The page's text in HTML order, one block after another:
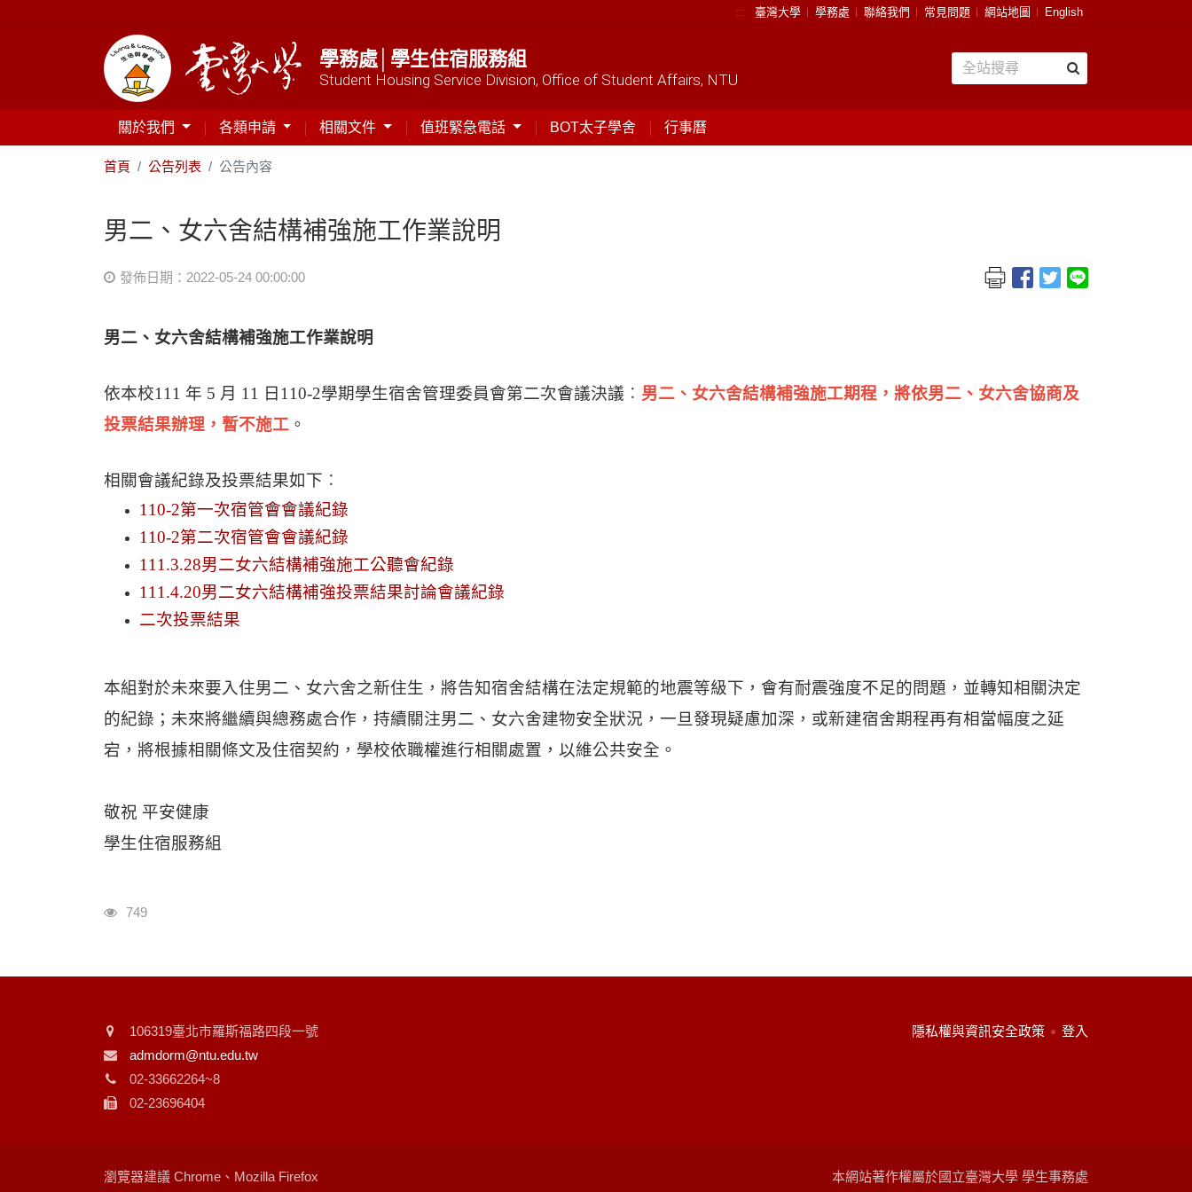
::: 臺灣大學 學務處 聯絡我們 常見問題 網站地圖 English
學務處│學生住宿服務組
Student Housing Service Division, Office of Student Affairs, NTU
關於我們 各類申請 相關文件 值班緊急電話 BOT太子學舍 行事曆
首頁 公告列表 公告內容
男二、女六舍結構補強施工作業說明
發佈日期：2022-05-24 00:00:00
男二、女六舍結構補強施工作業說明
依本校111 年 5 月 11 日110-2學期學生宿舍管理委員會第二次會議決議︰ 男二、女六舍結構補強施工期程，將依男二、女六舍協商及
投票結果辦理，暫不施工 。
相關會議紀錄及投票結果如下︰
110-2第一次宿管會會議紀錄
110-2第二次宿管會會議紀錄
111.3.28男二女六結構補強施工公聽會紀錄
111.4.20男二女六結構補強投票結果討論會議紀錄
二次投票結果
本組對於未來要入住男二、女六舍之新住生，將告知宿舍結構在法定規範的地震等級下，會有耐震強度不足的問題，並轉知相關決定
的紀錄；未來將繼續與總務處合作，持續關注男二、女六舍建物安全狀況，一旦發現疑慮加深，或新建宿舍期程再有相當幅度之延
宕，將根據相關條文及住宿契約，學校依職權進行相關處置，以維公共安全。
敬祝 平安健康
學生住宿服務組
瀏覽人次
749
:::
隱私權與資訊安全政策 登入
106319臺北市羅斯福路四段一號
admdorm@ntu.edu.tw
02-33662264~8
02-23696404
瀏覽器建議 Chrome、Mozilla Firefox 本網站著作權屬於國立臺灣大學 學生事務處